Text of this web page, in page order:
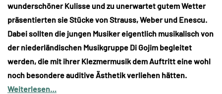
wunderschöner Kulisse und zu unerwartet gutem Wetter
präsentierten sie Stücke von Strauss, Weber und Enescu.
Dabei sollten die jungen Musiker eigentlich musikalisch von
der niederländischen Musikgruppe Di Gojim begleitet
werden, die mit ihrer Klezmermusik dem Auftritt eine wohl
noch besondere auditive Ästhetik verliehen hätten.
Weiterlesen…